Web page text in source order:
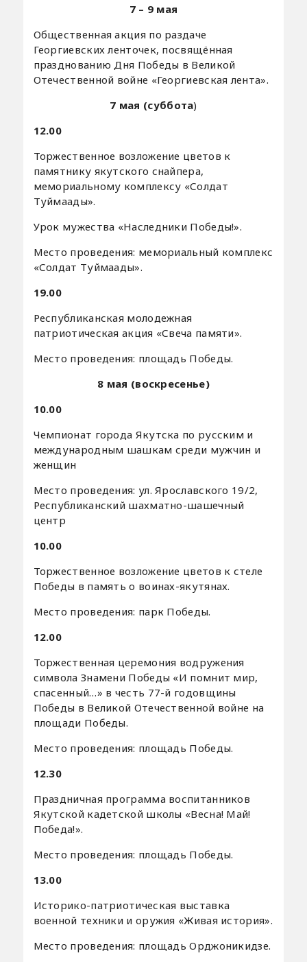
7 – 9 мая
Общественная акция по раздаче
Георгиевских ленточек, посвящённая
празднованию Дня Победы в Великой
Отечественной войне «Георгиевская лента».
7 мая (суббота)
12.00
Торжественное возложение цветов к
памятнику якутского снайпера,
мемориальному комплексу «Солдат
Туймаады».
Урок мужества «Наследники Победы!».
Место проведения: мемориальный комплекс
«Солдат Туймаады».
19.00
Республиканская молодежная
патриотическая акция «Свеча памяти».
Место проведения: площадь Победы.
8 мая (воскресенье)
10.00
Чемпионат города Якутска по русским и
международным шашкам среди мужчин и
женщин
Место проведения: ул. Ярославского 19/2,
Республиканский шахматно-шашечный
центр
10.00
Торжественное возложение цветов к стеле
Победы в память о воинах-якутянах.
Место проведения: парк Победы.
12.00
Торжественная церемония водружения
символа Знамени Победы «И помнит мир,
спасенный…» в честь 77-й годовщины
Победы в Великой Отечественной войне на
площади Победы.
Место проведения: площадь Победы.
12.30
Праздничная программа воспитанников
Якутской кадетской школы «Весна! Май!
Победа!».
Место проведения: площадь Победы.
13.00
Историко-патриотическая выставка
военной техники и оружия «Живая история».
Место проведения: площадь Орджоникидзе.